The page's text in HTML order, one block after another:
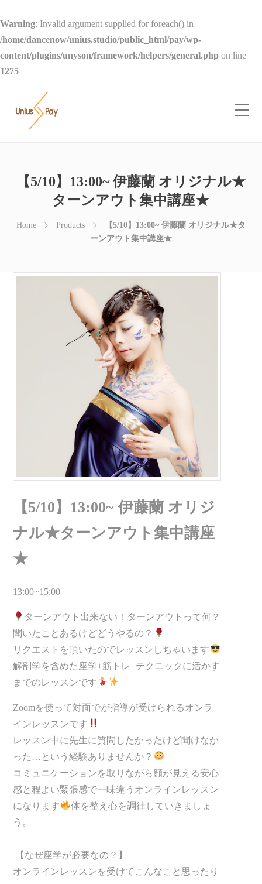
Warning: Invalid argument supplied for foreach() in
/home/dancenow/unius.studio/public_html/pay/wp-
content/plugins/unyson/framework/helpers/general.php on line
1275
【5/10】13:00~ 伊藤蘭 オリジナル★
ターンアウト集中講座★
Home Products
【5/10】13:00~ 伊藤蘭 オリジナル★タ
ーンアウト集中講座★
【5/10】13:00~ 伊藤蘭 オリジ
ナル★ターンアウト集中講座
★
13:00~15:00
ターンアウト出来ない！ターンアウトって何？
聞いたことあるけどどうやるの？
リクエストを頂いたのでレッスンしちゃいます
解剖学を含めた座学+筋トレ+テクニックに活かす
までのレッスンです
Zoomを使って対面でが指導が受けられるオンラ
インレッスンです
レッスン中に先生に質問したかったけど聞けなか
った…という経験ありませんか？
コミュニケーションを取りながら顔が見える安心
感と程よい緊張感で一味違うオンラインレッスン
になります
体を整え心を調律していきましょ
う。
【なぜ座学が必要なの？】
オンラインレッスンを受けてこんなこと思ったり